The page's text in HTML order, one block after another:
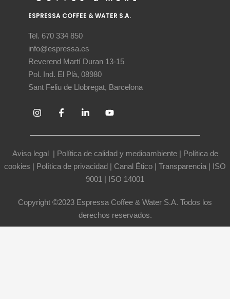
ESPRESSA COFFEE & WATER S.A.
Tel. 670 334 850
info@espressa.es
Reverend Martí Duran 13-15
Pol. Ind. El Plà, 08980
Sant Feliu de Llobregat, Barcelona
Aviso legal | Política de calidad y medioambiente| Política de
cookies | Política de privacidad | Canal Ético | Transparencia | ISO
9001 | ISO 14001
Copyright ©2023 Espressa Coffee & Water S.A. Todos los
derechos reservados.